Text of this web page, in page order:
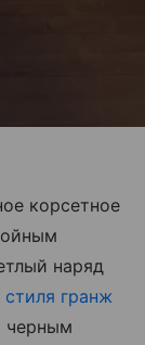
корсетное
наряд
стиля гранж
черным